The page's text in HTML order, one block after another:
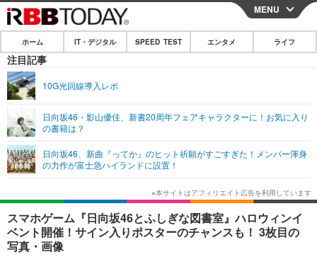
CLOSE
ホーム
IT・デジタル
ネタ
ショッピング その他
SPEED TEST
エンタメ
エンタメTOP
韓国・芸能
音楽 スポーツ
グラビア
ライフ
ライフTOP グルメ
ペット ショッピング
リリース一覧
プッシュ通知の停止方法
MENU
ホーム IT・デジタル SPEED TEST エンタメ ライフ
注目記事
10G光回線導入レポ
日向坂46・影山優佳、新書20周年フェアキャラクターに！お気に入り
の書籍は？
日向坂46、新曲『ってか』のヒット祈願がすごすぎた！メンバー渾身
の力作が富士急ハイランドに設置！
スマホゲーム『日向坂46とふしぎな図書室』ハロウィンイ
ベント開催！サイン入りポスターのチャンスも！ 3枚目の
写真・画像